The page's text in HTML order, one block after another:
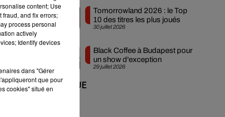
30 juillet 2026
Tomorrowland 2026 : le Top
10 des titres les plus joués
29 juillet 2026
Black Coffee à Budapest pour
un show d'exception
+ DE MUSIQUE
content; Use
fraud, and fix errors;
process personal
actively
Identify devices
dans "Gérer
que pour
cookies" situé en